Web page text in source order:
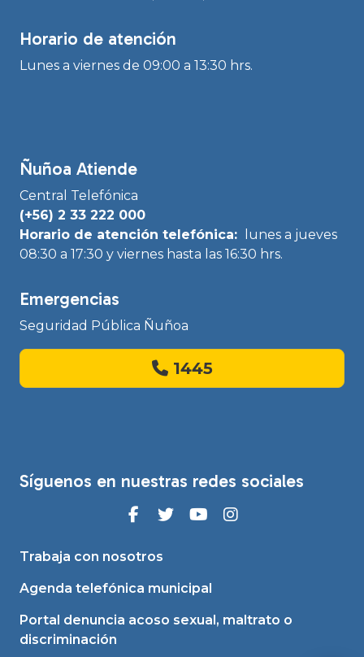
Horario de atención
Lunes a viernes de 09:00 a 13:30 hrs.
Ñuñoa Atiende
Central Telefónica
(+56) 2 33 222 000
Horario de atención telefónica:
lunes a jueves
08:30 a 17:30 y viernes hasta las 16:30 hrs.
Emergencias
Seguridad Pública Ñuñoa
1445
Síguenos en nuestras redes sociales
Trabaja con nosotros
Agenda telefónica municipal
Portal denuncia acoso sexual, maltrato o
discriminación